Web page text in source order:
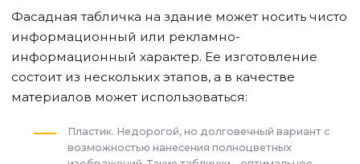
Фасадная табличка на здание может носить чисто
информационный или рекламно-
информационный характер. Ее изготовление
состоит из нескольких этапов, а в качестве
материалов может использоваться:
Пластик. Недорогой, но долговечный вариант с
возможностью нанесения полноцветных